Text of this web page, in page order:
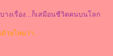
างเรื่อง...ก็เสมือนชีวิตคนบนโลก
ยไหมว่า..